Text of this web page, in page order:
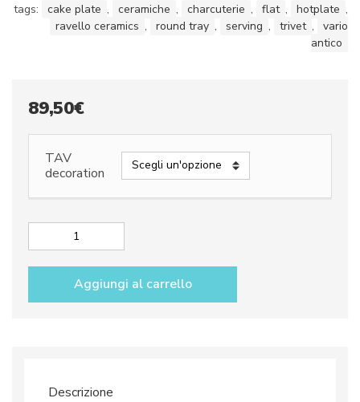
tags: cake plate , ceramiche , charcuterie , flat , hotplate ,
ravello ceramics , round tray , serving , trivet ,
vario
antico
89,50€
TAV
decoration
TAV
Aggiungi al carrello
Descrizione